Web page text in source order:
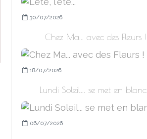
30/07/2026
Chez Ma... avec des Fleurs !
18/07/2026
Lundi Soleil... se met en blanc...
06/07/2026